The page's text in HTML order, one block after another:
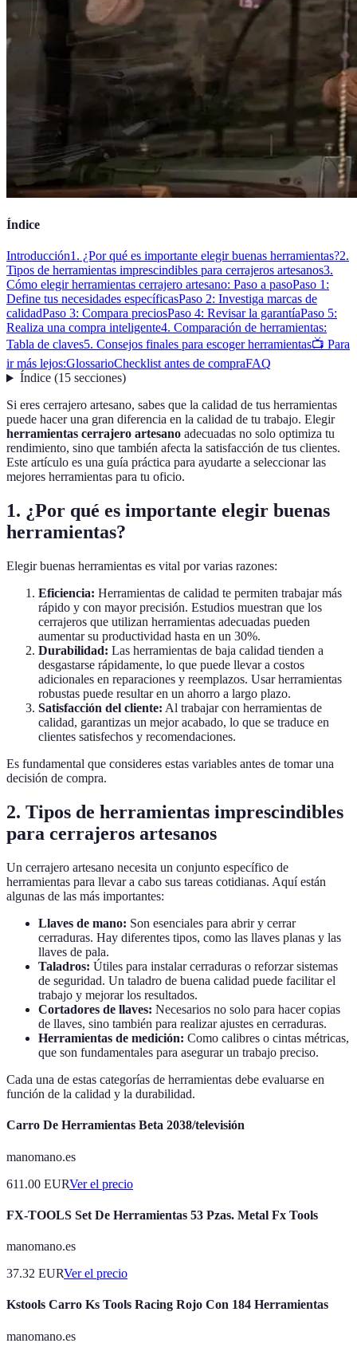
Índice
Introducción1. ¿Por qué es importante elegir buenas herramientas?2.
Tipos de herramientas imprescindibles para cerrajeros artesanos3.
Cómo elegir herramientas cerrajero artesano: Paso a pasoPaso 1:
Define tus necesidades específicasPaso 2: Investiga marcas de
calidadPaso 3: Compara preciosPaso 4: Revisar la garantíaPaso 5:
Realiza una compra inteligente4. Comparación de herramientas:
Tabla de claves5. Consejos finales para escoger herramientas📺 Para
ir más lejos:GlossarioChecklist antes de compraFAQ
Índice(15 secciones)
Si eres cerrajero artesano, sabes que la calidad de tus herramientas
puede hacer una gran diferencia en la calidad de tu trabajo. Elegir
herramientas cerrajero artesano adecuadas no solo optimiza tu
rendimiento, sino que también afecta la satisfacción de tus clientes.
Este artículo es una guía práctica para ayudarte a seleccionar las
mejores herramientas para tu oficio.
1. ¿Por qué es importante elegir buenas
herramientas?
Elegir buenas herramientas es vital por varias razones:
Eficiencia: Herramientas de calidad te permiten trabajar más
rápido y con mayor precisión. Estudios muestran que los
cerrajeros que utilizan herramientas adecuadas pueden
aumentar su productividad hasta en un 30%.
Durabilidad: Las herramientas de baja calidad tienden a
desgastarse rápidamente, lo que puede llevar a costos
adicionales en reparaciones y reemplazos. Usar herramientas
robustas puede resultar en un ahorro a largo plazo.
Satisfacción del cliente: Al trabajar con herramientas de
calidad, garantizas un mejor acabado, lo que se traduce en
clientes satisfechos y recomendaciones.
Es fundamental que consideres estas variables antes de tomar una
decisión de compra.
2. Tipos de herramientas imprescindibles
para cerrajeros artesanos
Un cerrajero artesano necesita un conjunto específico de
herramientas para llevar a cabo sus tareas cotidianas. Aquí están
algunas de las más importantes:
Llaves de mano: Son esenciales para abrir y cerrar
cerraduras. Hay diferentes tipos, como las llaves planas y las
llaves de pala.
Taladros: Útiles para instalar cerraduras o reforzar sistemas
de seguridad. Un taladro de buena calidad puede facilitar el
trabajo y mejorar los resultados.
Cortadores de llaves: Necesarios no solo para hacer copias
de llaves, sino también para realizar ajustes en cerraduras.
Herramientas de medición: Como calibres o cintas métricas,
que son fundamentales para asegurar un trabajo preciso.
Cada una de estas categorías de herramientas debe evaluarse en
función de la calidad y la durabilidad.
Carro De Herramientas Beta 2038/televisión
manomano.es
611.00 EURVer el precio
FX-TOOLS Set De Herramientas 53 Pzas. Metal Fx Tools
manomano.es
37.32 EURVer el precio
Kstools Carro Ks Tools Racing Rojo Con 184 Herramientas
manomano.es